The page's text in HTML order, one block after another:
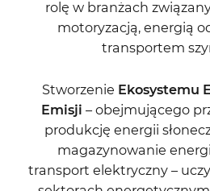
rolę w branżach
motoryzacją, energią
transportem
Stworzenie Ekosystemu
Emisji – obejmującego
produkcję energii
magazynowanie
transport elektryczny –